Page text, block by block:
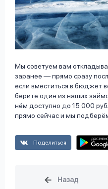
Мы советуем вам
заранее — прямо сразу
если вместиться в бюджет
берите один из наших
нём доступно до 15 000
прямо сейчас и мы
Поделиться